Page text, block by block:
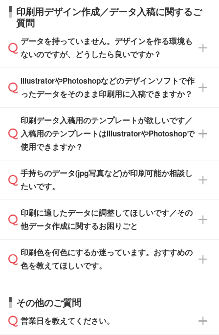
タッフまでお問い合わせください。
ル」に注文予定日をご入力いただくと、おおよ
その締切日や出荷目安をご確認いただけます。
品が決まりましたらお早めのご発注をお願いい
たします。
※土日祝日を除く営業日換算です。
※沖縄・離島は追加日数がかかります。
す。>>対象商品はこちら
※最短出荷日は商品によって異なります。各商
品ページにてご確認ください
す。(白箱、化粧箱、ブリスターパックなど)
【袋入り】 商品がひとつずつ袋に入っていま
す。(透明袋、デザイン袋など)
【個包装なし】 個包装がされていない状態で
※化粧箱から白箱への入れ替えや、オリジナル
箱の作成は原則承っておりません。
直接納品は行っておりませんので予めご了承く
ださい。
印刷用デザイン作成／データ入稿に関するご
質問
データを持っていません。デザインを作る環境も
ないのですが、どうしたら良いですか？
無料の「デザインシミュレーター」を使えば、
PCやスマホから簡単にデザインを作成できま
ザインソフトがなくても安心です。
また、「データ作成サービス
せいただければ、弊社にて無料でデザインデー
タを1点作成いたします。
IllustratorやPhotoshopなどのデザインソフトで作
ったデータをそのまま印刷用に入稿できますか？
IllustratorやPhotoshop、CLIP STUDIOなどのデ
ザインソフトでこだわりのデザインを作成した
い方は、完全データ入稿
積・ご注文フォームにアップロードしてご入稿
ください。
ご入稿後は経験豊富なスタッフがデータに不備
がないかチェックし、お客様と確認してから印
刷に進みますので、ご安心ください。
印刷データ入稿用のテンプレートが欲しいです／
入稿用のテンプレートはIllustratorやPhotoshopで
使用できますか？
一部商品は入稿用テンプレートのご用意があり
ます。各商品ページの『印刷方法・テンプレー
入稿用のテンプレートはPDF形式ですが、
IllustratorやPhotoshopで開いてご利用いただけ
方」をご確認ください。
手持ちのデータ(jpg写真など)が印刷可能か相談し
たいです。
印刷に適したデータ・解像度かどうか、担当ス
タッフが事前に確認いたします。
ムへ添付いただくか、担当スタッフ宛にメール
でお送りください。
い合わせください。
なお、印刷用データの作り方に関する詳細は、
印刷に適したデータに調整してほしいです／その
他データ作成に関するお困りごと
データ作成でお困りの際には、担当スタッフが
サポートいたしますのでお気軽にご相談くださ
から添付してお送りください。
・解像度の低いデータをトレース/調整してほ
印刷色を何色にするか迷っています。おすすめの
色を教えてほしいです。
相談いただきますと、担当スタッフがお客様の
ご希望や商品の本体色を確認し、印刷色をご提
その他のご質問
営業日を教えてください。